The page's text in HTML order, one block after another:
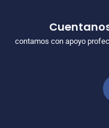
contamos con apoyo